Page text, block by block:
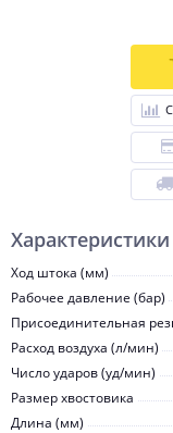
Характеристики
Ход штока (мм)
Рабочее давление (бар)
Присоединительная
Расход воздуха (л/мин)
Число ударов (уд/мин)
Размер хвостовика
Длина (мм)